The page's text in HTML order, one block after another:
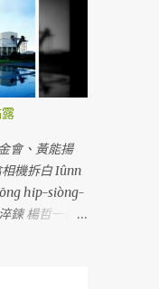
會、黃能揚
機拆白 Iûnn
hip-siòng-
楊哲一用